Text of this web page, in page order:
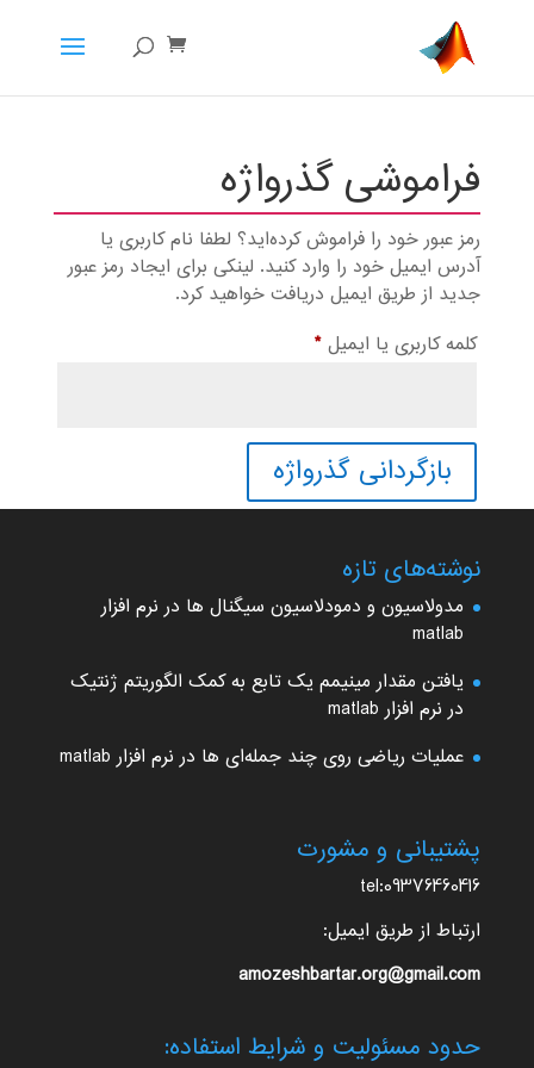
فراموشی گذرواژه
رمز عبور خود را فراموش کرده‌اید؟ لطفاً نام کاربری یا
آدرس ایمیل خود را وارد کنید. لینکی برای ایجاد رمز عبور
جدید از طریق ایمیل دریافت خواهید کرد.
کلمه کاربری یا ایمیل*الزامی
بازگردانی گذرواژه
نوشته‌های تازه
مدولاسیون و دمودلاسیون سیگنال ها در نرم افزار
matlab
یافتن مقدار مینیمم یک تابع به کمک الگوریتم ژنتیک
در نرم افزار matlab
عملیات ریاضی روی چند جمله‌ای ها در نرم افزار matlab
پشتیبانی و مشورت
tel:09376460416
ارتباط از طریق ایمیل:
amozeshbartar.org@gmail.com
حدود مسئولیت و شرایط استفاده: